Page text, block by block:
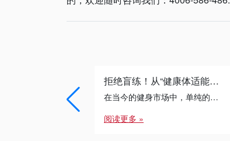
拒绝盲练！从“健康体适能”到“运动康复”：专业健身教练的必修进阶之路
在当今的健身市场中，单纯的“带练”已经无法满足客户的需求。无论是减脂瓶颈期的突破，还是针对久坐人群的体态矫正， […]
阅读更多 »